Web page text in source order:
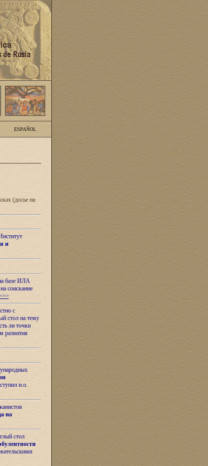
ESPAÑOL
(досье на
и
базе ИЛА
соискание
с
стол на тему
ли точки
развития
и.о.
на
стол